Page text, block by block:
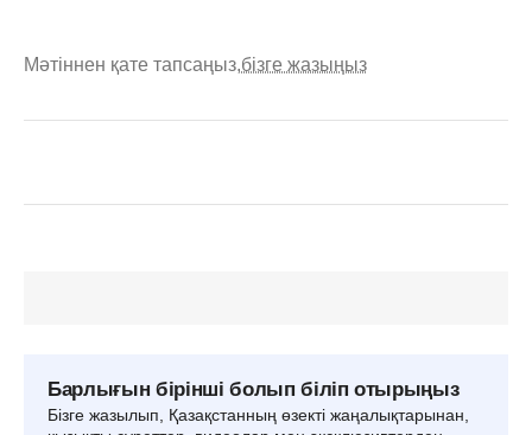
Мәтіннен қате тапсаңыз,бізге жазыңыз
Барлығын бірінші болып біліп отырыңыз
Бізге жазылып, Қазақстанның өзекті жаңалықтарынан,